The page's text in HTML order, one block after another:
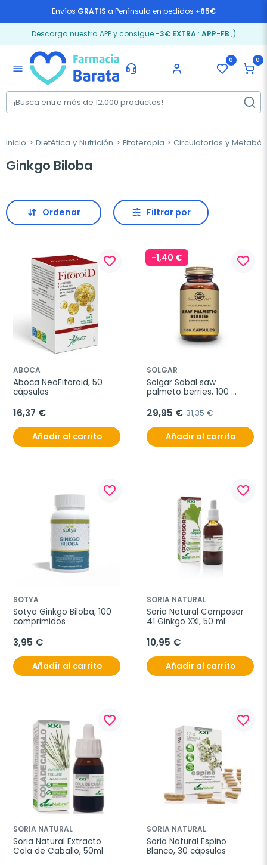
Envíos GRATIS a Península en pedidos +65€
Descarga nuestra APP y consigue -3€ EXTRA: APP-FB ;)
menu
0 0
Inicio Dietética y Nutrición Fitoterapia Circulatorios y
Ginkgo Biloba
Ordenar Filtrar por
favorite_border
ABOCA
Aboca NeoFitoroid, 50
cápsulas
16,37 €
Añadir al carrito
-1,40 € favorite_border
SOLGAR
Solgar Sabal saw
palmeto berries, 100
29,95 € 31,35 €
Añadir al carrito
favorite_border
SOTYA
Sotya Ginkgo Biloba, 100
comprimidos
3,95 €
Añadir al carrito
favorite_border
SORIA NATURAL
Soria Natural Composor
41 Ginkgo XXI, 50 ml
10,95 €
Añadir al carrito
favorite_border
SORIA NATURAL
Soria Natural Extracto
Cola de Caballo, 50ml
favorite_border
SORIA NATURAL
Soria Natural Espino
Blanco, 30 cápsulas